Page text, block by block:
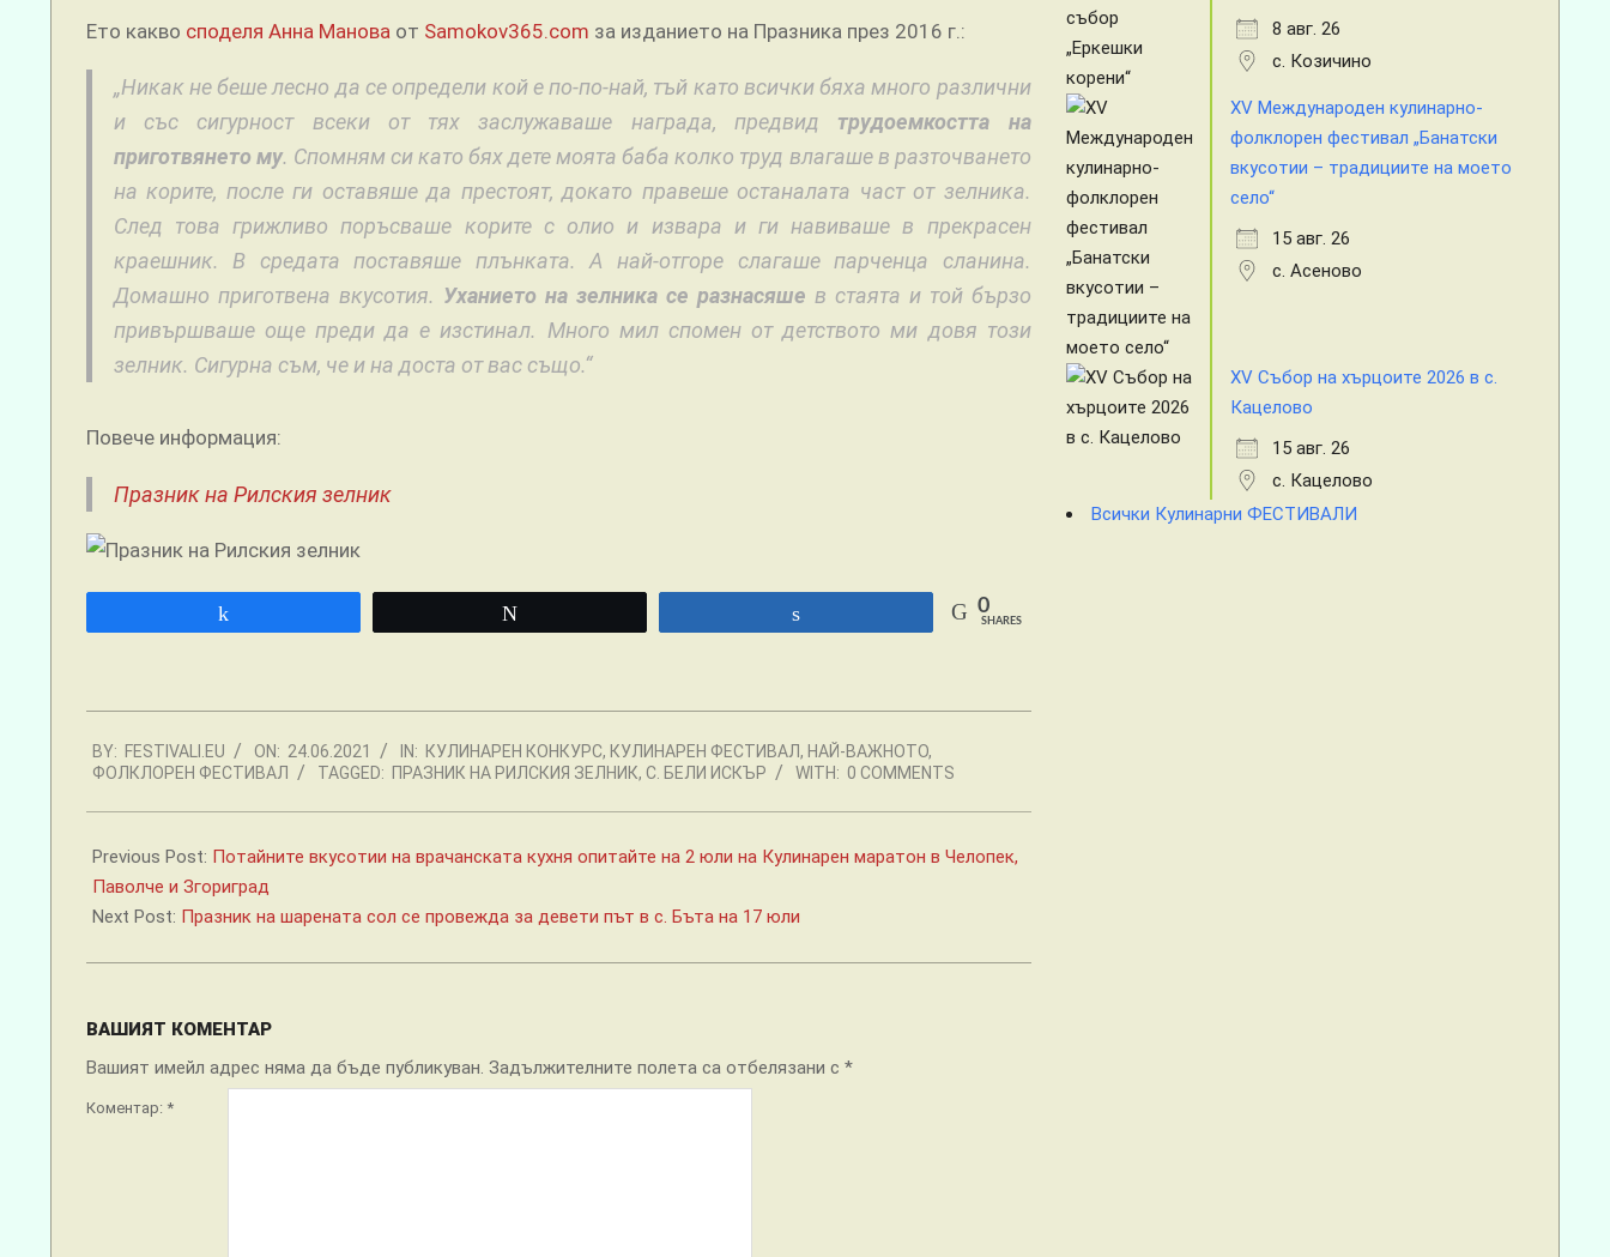
Ето какво споделя Анна Манова от Samokov365.com за изданието на Празника през 2016 г.:
„Никак не беше лесно да се определи кой е по-по-най, тъй като всички бяха много различни
и със сигурност всеки от тях заслужаваше награда, предвид трудоемкостта на
приготвянето му. Спомням си като бях дете моята баба колко труд влагаше в разточването
на корите, после ги оставяше да престоят, докато правеше останалата част от зелника.
След това грижливо поръсваше корите с олио и извара и ги навиваше в прекрасен
краешник. В средата поставяше плънката. А най-отгоре слагаше парченца сланина.
Домашно приготвена вкусотия. Уханието на зелника се разнасяше в стаята и той бързо
привършваше още преди да е изстинал. Много мил спомен от детството ми довя този
зелник. Сигурна съм, че и на доста от вас също.“
Повече информация:
Празник на Рилския зелник
0
SHARES
06-
24
BY: FESTIVALI.EU ON: 24.06.2021 IN: КУЛИНАРЕН КОНКУРС, КУЛИНАРЕН ФЕСТИВАЛ, НАЙ-ВАЖНОТО,
ФОЛКЛОРЕН ФЕСТИВАЛ
TAGGED: ПРАЗНИК НА РИЛСКИЯ ЗЕЛНИК, С. БЕЛИ ИСКЪР WITH: 0 COMMENTS
Previous Post: Потайните вкусотии на врачанската кухня опитайте на 2 юли на Кулинарен маратон в Челопек,
Паволче и Згориград
Next Post: Празник на шарената сол се провежда за девети път в с. Бъта на 17 юли
ВАШИЯТ КОМЕНТАР
Вашият имейл адрес няма да бъде публикуван. Задължителните полета са отбелязани с *
Коментар: *
8 авг. 26
с. Козичино
XV Международен кулинарно-
фолклорен фестивал „Банатски
вкусотии – традициите на моето
село“
15 авг. 26
с. Асеново
XV Събор на хърцоите 2026 в с.
Кацелово
15 авг. 26
с. Кацелово
Всички Кулинарни ФЕСТИВАЛИ